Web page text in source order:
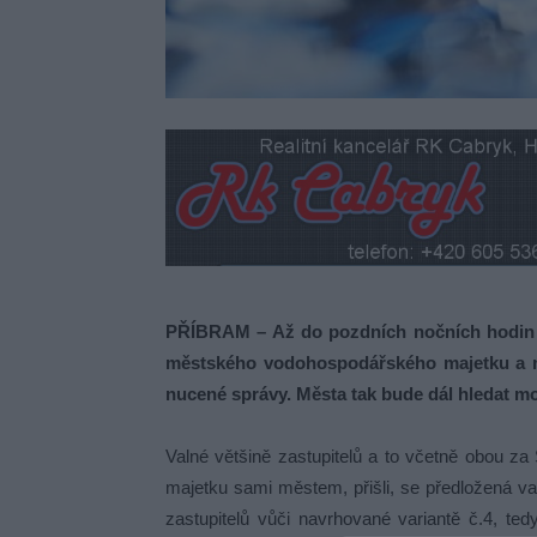
PŘÍBRAM – Až do pozdních nočních
městského vodohospodářského majetku
nucené správy. Města tak bude dál hledat
Valné většině zastupitelů a to včetně obou
majetku sami městem, přišli, se předložená
zastupitelů vůči navrhované variantě č.4,